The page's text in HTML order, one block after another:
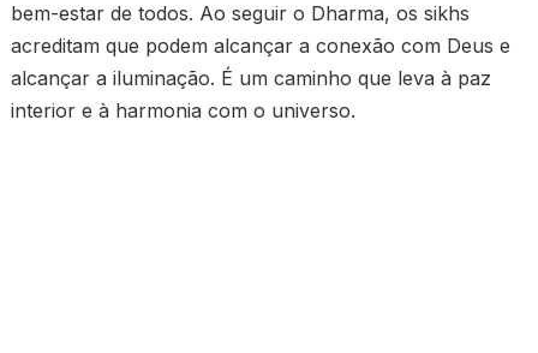
bem-estar de todos. Ao seguir o Dharma, os sikhs
acreditam que podem alcançar a conexão com Deus e
alcançar a iluminação. É um caminho que leva à paz
interior e à harmonia com o universo.